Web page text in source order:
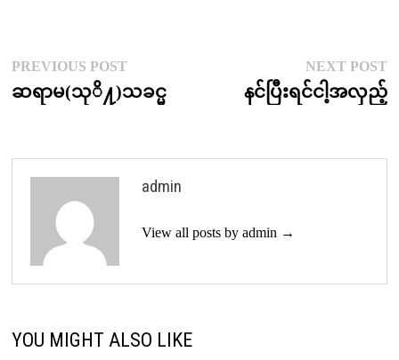
Post
navigation
PREVIOUS POSTPrevious
post:
ဆရာမ(သုိ႔)သခင္မ
NEXT POST
နင်ပြီးရင်ငါ့အလှည့်
admin
View all posts by admin →
YOU MIGHT ALSO LIKE